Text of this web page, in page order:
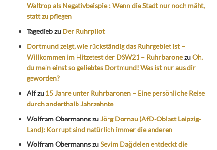
Waltrop als Negativbeispiel: Wenn die Stadt nur noch mäht,
statt zu pflegen
Tagediebzu Der Ruhrpilot
Dortmund zeigt, wie rückständig das Ruhrgebiet ist –
Willkommen im Hitzetest der DSW21 – RuhrbaronezuOh,
du mein einst so geliebtes Dortmund! Was ist nur aus dir
geworden?
Alfzu 15 Jahre unter Ruhrbaronen – Eine persönliche Reise
durch anderthalb Jahrzehnte
Wolfram ObermannszuJörg Dornau (AfD-Oblast Leipzig-
Land): Korrupt sind natürlich immer die anderen
Wolfram ObermannszuSevim Dağdelen entdeckt die